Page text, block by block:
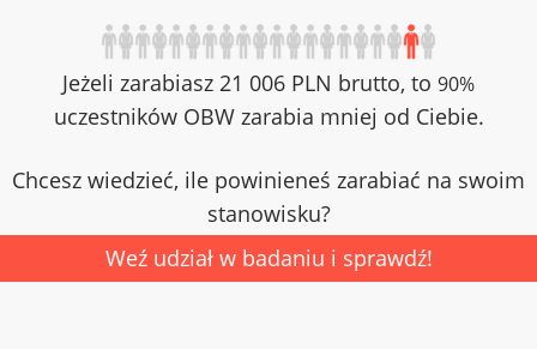
Jeżeli zarabiasz 21 006 PLN brutto, to 90%
uczestników OBW zarabia mniej od Ciebie.
Chcesz wiedzieć, ile powinieneś zarabiać na swoim
stanowisku?
Weź udział w badaniu i sprawdź!